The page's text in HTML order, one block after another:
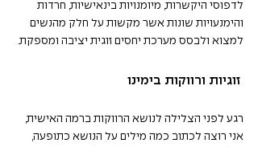
לדפוסי היקשרות, מיומנויות בינאישיות, חרדות
והימנעויות שונות אשר מקשות על חלק מהנשים
למצוא ולבסס מערכת יחסים זוגית יציבה ומספקת.
רגע לפני הצלילה לנושא הרווקות ברמה האישית,
אני רוצה לכתוב כמה מילים על הנושא כתופעה,